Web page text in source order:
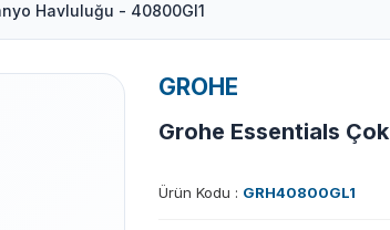
Havluluğu - 40800Gl1
GROHE
Grohe Essentials
Ürün Kodu : GRH40800GL1